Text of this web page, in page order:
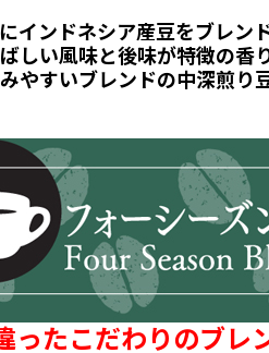
インドネシア産豆をブレン
しい風味と後味が特徴の香
やすいブレンドの中深煎り豆
ったこだわりのブレ